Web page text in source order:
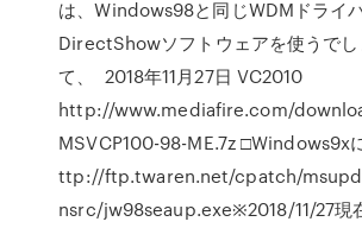
は、Windows98と同じWDMドライ
DirectShowソフトウェアを使うでし
て、 2018年11月27日 VC2010
http://www.mediafire.com/
MSVCP100-98-ME.7z □Windows9x
ttp://ftp.twaren.net/cpatch/
nsrc/jw98seaup.exe※2018/11/27現